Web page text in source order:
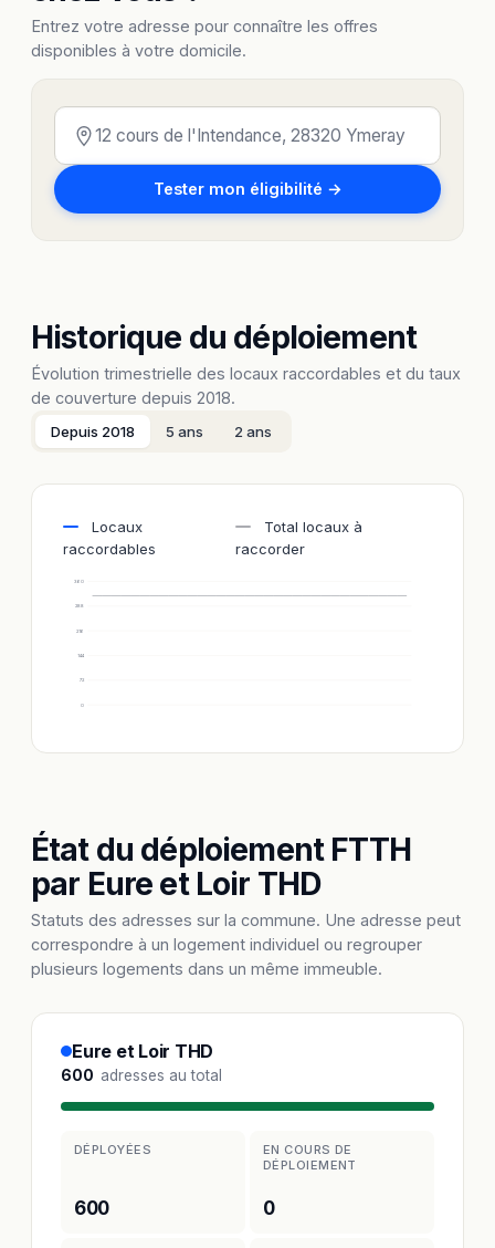
Entrez votre adresse pour connaître les offres
disponibles à votre domicile.
Tester mon éligibilité →
Historique du déploiement
Évolution trimestrielle des locaux raccordables et du taux
de couverture depuis 2018.
Depuis 2018 5 ans 2 ans
Locaux
raccordables
Total locaux à
raccorder
0
72
144
216
288
360
État du déploiement FTTH
par Eure et Loir THD
Statuts des adresses sur la commune. Une adresse peut
correspondre à un logement individuel ou regrouper
plusieurs logements dans un même immeuble.
Eure et Loir THD
600 adresses au total
DÉPLOYÉES
600
EN COURS DE
DÉPLOIEMENT
0